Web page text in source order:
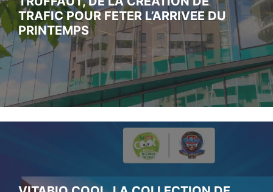
TRAFIC POUR FETER L’ARRIVEE DU
PRINTEMPS